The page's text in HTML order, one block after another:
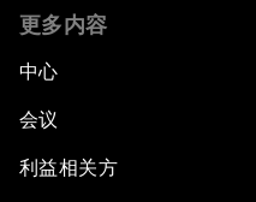
更多内容
中心
会议
利益相关方